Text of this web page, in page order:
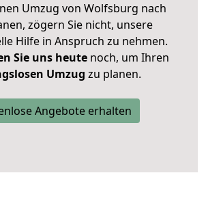
Umzug von Wolfsburg nach
zögern Sie nicht, unsere
Hilfe in Anspruch zu nehmen.
Sie uns heutenoch, um Ihren
Umzug zu planen.
Angebote erhalten